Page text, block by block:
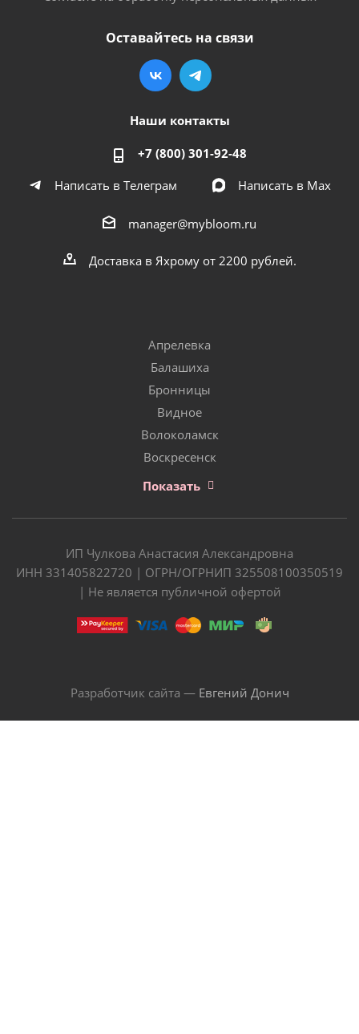
Оставайтесь на связи
Наши контакты
+7 (800) 301-92-48
Написать в Телеграм
Написать в Мах
manager@mybloom.ru
Доставка в Яхрому от 2200 рублей.
Апрелевка
Балашиха
Бронницы
Видное
Волоколамск
Воскресенск
Показать
ИП Чулкова Анастасия Александровна
ИНН 331405822720 | ОГРН/ОГРНИП 325508100350519
| Не является публичной офертой
Разработчик сайта — Евгений Донич